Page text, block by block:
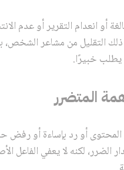
أو انعدام التقرير أو عدم
التقليل من مشاعر الشخص،
يطلب خبيرًا.
المتضرر
المحتوى أو رد بإساءة أو رفض
لكنه لا يعفي الفاعل